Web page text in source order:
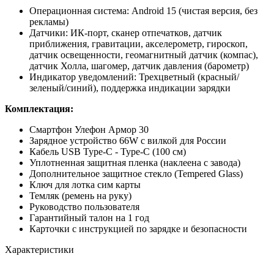
Операционная система: Android 15 (чистая версия, без
рекламы)
Датчики: ИК-порт, сканер отпечатков, датчик
приближения, гравитации, акселерометр, гироскоп,
датчик освещенности, геомагнитный датчик (компас),
датчик Холла, шагомер, датчик давления (барометр)
Индикатор уведомлений: Трехцветный (красный/
зеленый/синий), поддержка индикации зарядки
Комплектация:
Смартфон Улефон Армор 30
Зарядное устройство 66W с вилкой для России
Кабель USB Type-C - Type-C (100 см)
Уплотненная защитная пленка (наклеена с завода)
Дополнительное защитное стекло (Tempered Glass)
Ключ для лотка сим карты
Темляк (ремень на руку)
Руководство пользователя
Гарантийный талон на 1 год
Карточки с инструкцией по зарядке и безопасности
Характеристики